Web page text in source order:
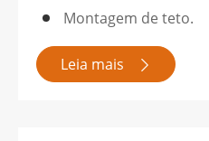
Montagem de teto.
Leia mais 